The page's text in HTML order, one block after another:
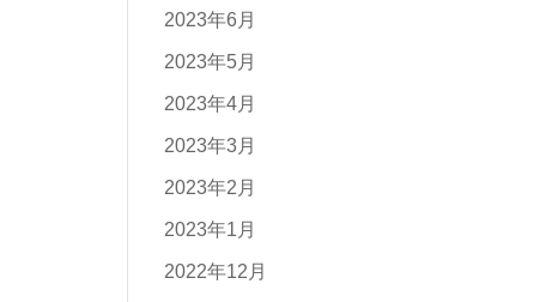
2023年6月
2023年5月
2023年4月
2023年3月
2023年2月
2023年1月
2022年12月